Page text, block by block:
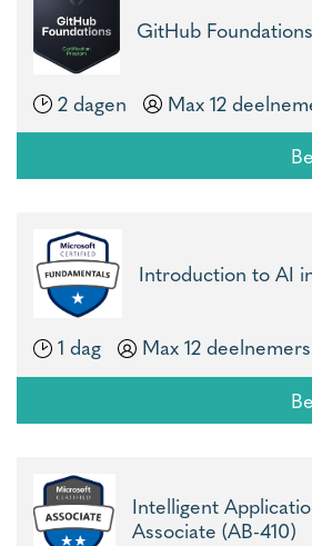
GitHub
2 dagen
Max 12
Introduction to AI
1 dag
Max 12 deelnemers
Intelligent
Associate (AB-410)